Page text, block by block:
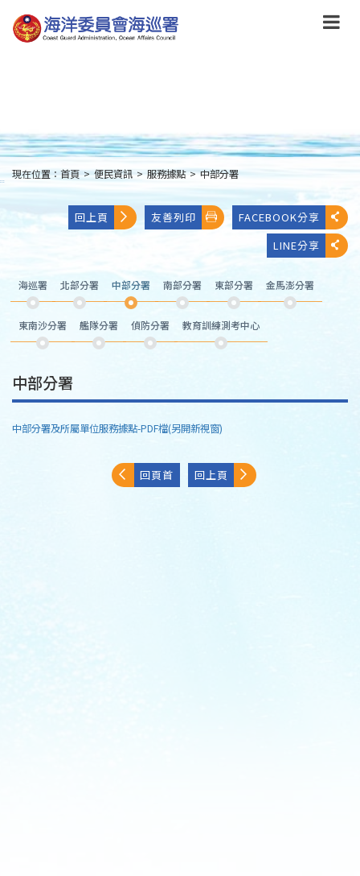
到
主
:::
現在位置： 首頁 > 便民資訊 > 服務據點 > 中部分署
回上頁 友善列印
FACEBOOK分享
LINE分享
海巡署 北部分署 中部分署 南部分署 東部分署 金馬澎分署
東南沙分署 艦隊分署 偵防分署 教育訓練測考中心
中部分署
中部分署及所屬單位服務據點-PDF檔(另開新視窗)
回頁首 回上頁